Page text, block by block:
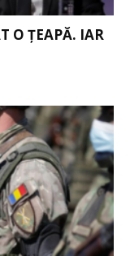
O ȚEAPĂ. IAR